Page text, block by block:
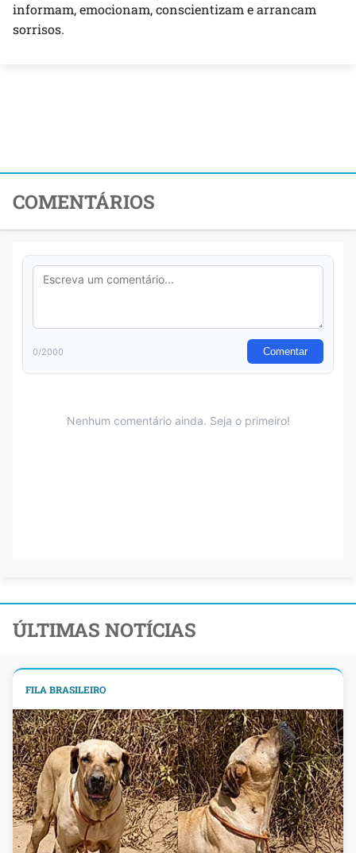
informam, emocionam, conscientizam e arrancam
sorrisos.
COMENTÁRIOS
ÚLTIMAS NOTÍCIAS
FILA BRASILEIRO